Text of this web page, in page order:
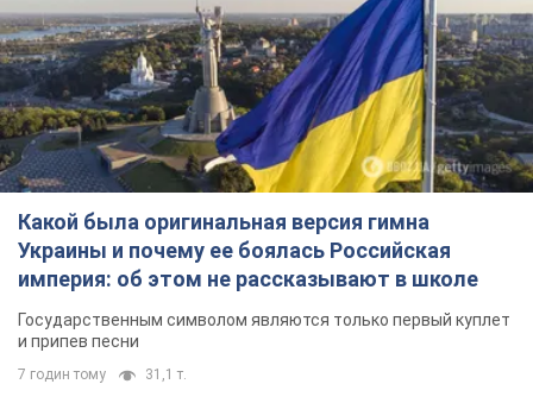
Какой была оригинальная версия гимна
Украины и почему ее боялась Российская
империя: об этом не рассказывают в школе
Государственным символом являются только первый куплет
и припев песни
7 годин тому 31,1 т.